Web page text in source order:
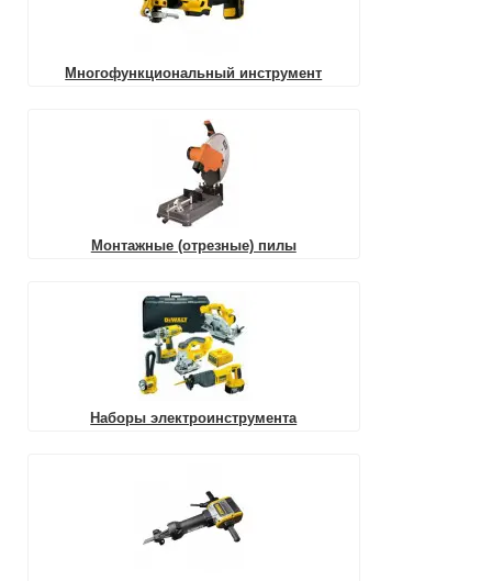
Многофункциональный инструмент
Монтажные (отрезные) пилы
Наборы электроинструмента